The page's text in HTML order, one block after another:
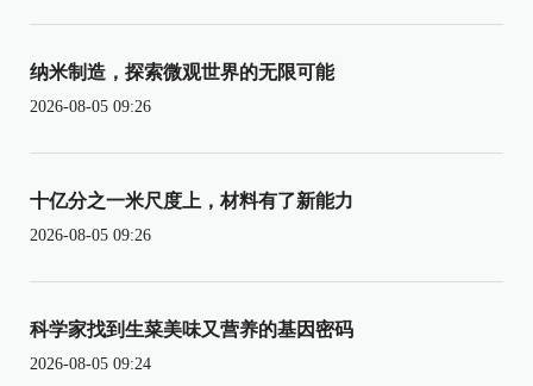
纳米制造，探索微观世界的无限可能
2026-08-05 09:26
十亿分之一米尺度上，材料有了新能力
2026-08-05 09:26
科学家找到生菜美味又营养的基因密码
2026-08-05 09:24